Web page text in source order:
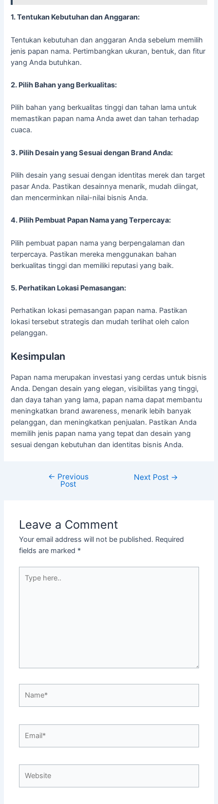
1. Tentukan Kebutuhan dan Anggaran:
Tentukan kebutuhan dan anggaran Anda sebelum memilih
jenis papan nama. Pertimbangkan ukuran, bentuk, dan fitur
yang Anda butuhkan.
2. Pilih Bahan yang Berkualitas:
Pilih bahan yang berkualitas tinggi dan tahan lama untuk
memastikan papan nama Anda awet dan tahan terhadap
cuaca.
3. Pilih Desain yang Sesuai dengan Brand Anda:
Pilih desain yang sesuai dengan identitas merek dan target
pasar Anda. Pastikan desainnya menarik, mudah diingat,
dan mencerminkan nilai-nilai bisnis Anda.
4. Pilih Pembuat Papan Nama yang Terpercaya:
Pilih pembuat papan nama yang berpengalaman dan
terpercaya. Pastikan mereka menggunakan bahan
berkualitas tinggi dan memiliki reputasi yang baik.
5. Perhatikan Lokasi Pemasangan:
Perhatikan lokasi pemasangan papan nama. Pastikan
lokasi tersebut strategis dan mudah terlihat oleh calon
pelanggan.
Kesimpulan
Papan nama merupakan investasi yang cerdas untuk bisnis
Anda. Dengan desain yang elegan, visibilitas yang tinggi,
dan daya tahan yang lama, papan nama dapat membantu
meningkatkan brand awareness, menarik lebih banyak
pelanggan, dan meningkatkan penjualan. Pastikan Anda
memilih jenis papan nama yang tepat dan desain yang
sesuai dengan kebutuhan dan identitas bisnis Anda.
← Previous
Post
Next Post →
Leave a Comment
Your email address will not be published. Required
fields are marked *
here..